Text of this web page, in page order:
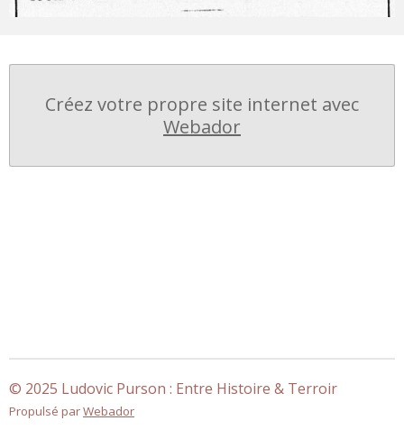
Créez votre propre site internet avec
Webador
© 2025 Ludovic Purson : Entre Histoire & Terroir
Propulsé parWebador